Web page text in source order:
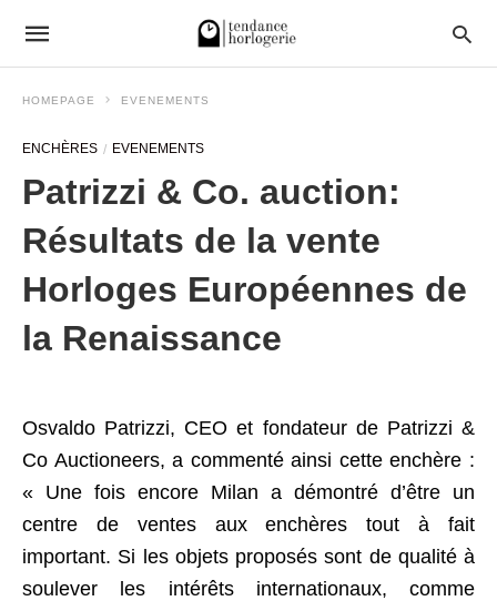
HOMEPAGE EVENEMENTS
ENCHÈRES EVENEMENTS
Patrizzi & Co. auction:
Résultats de la vente
Horloges Européennes de
la Renaissance
Osvaldo Patrizzi, CEO et fondateur de Patrizzi &
Co Auctioneers, a commenté ainsi cette enchère :
« Une fois encore Milan a démontré d’être un
centre de ventes aux enchères tout à fait
important. Si les objets proposés sont de qualité à
soulever les intérêts internationaux, comme